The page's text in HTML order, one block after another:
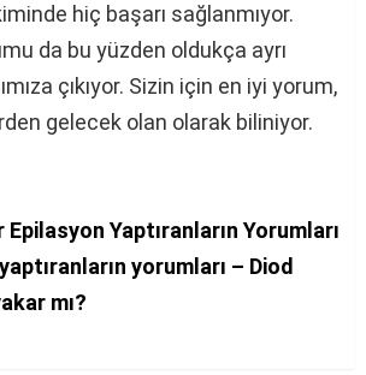
hiç başarı sağlanmıyor.
da bu yüzden oldukça ayrı
çıkıyor. Sizin için en iyi yorum,
gelecek olan olarak biliniyor.
Yaptıranların Yorumları
yorumları – Diod
mı?